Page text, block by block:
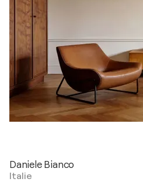
Daniele Bianco
Italie